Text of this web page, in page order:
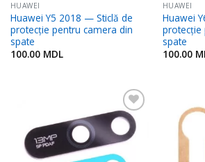
HUAWEI
Huawei Y5 2018 — Sticlă de
protecție pentru camera din
spate
100.00 MDL
HUAWEI
Huawei
protecție
spate
100.00
Adaugă
în
Favorite